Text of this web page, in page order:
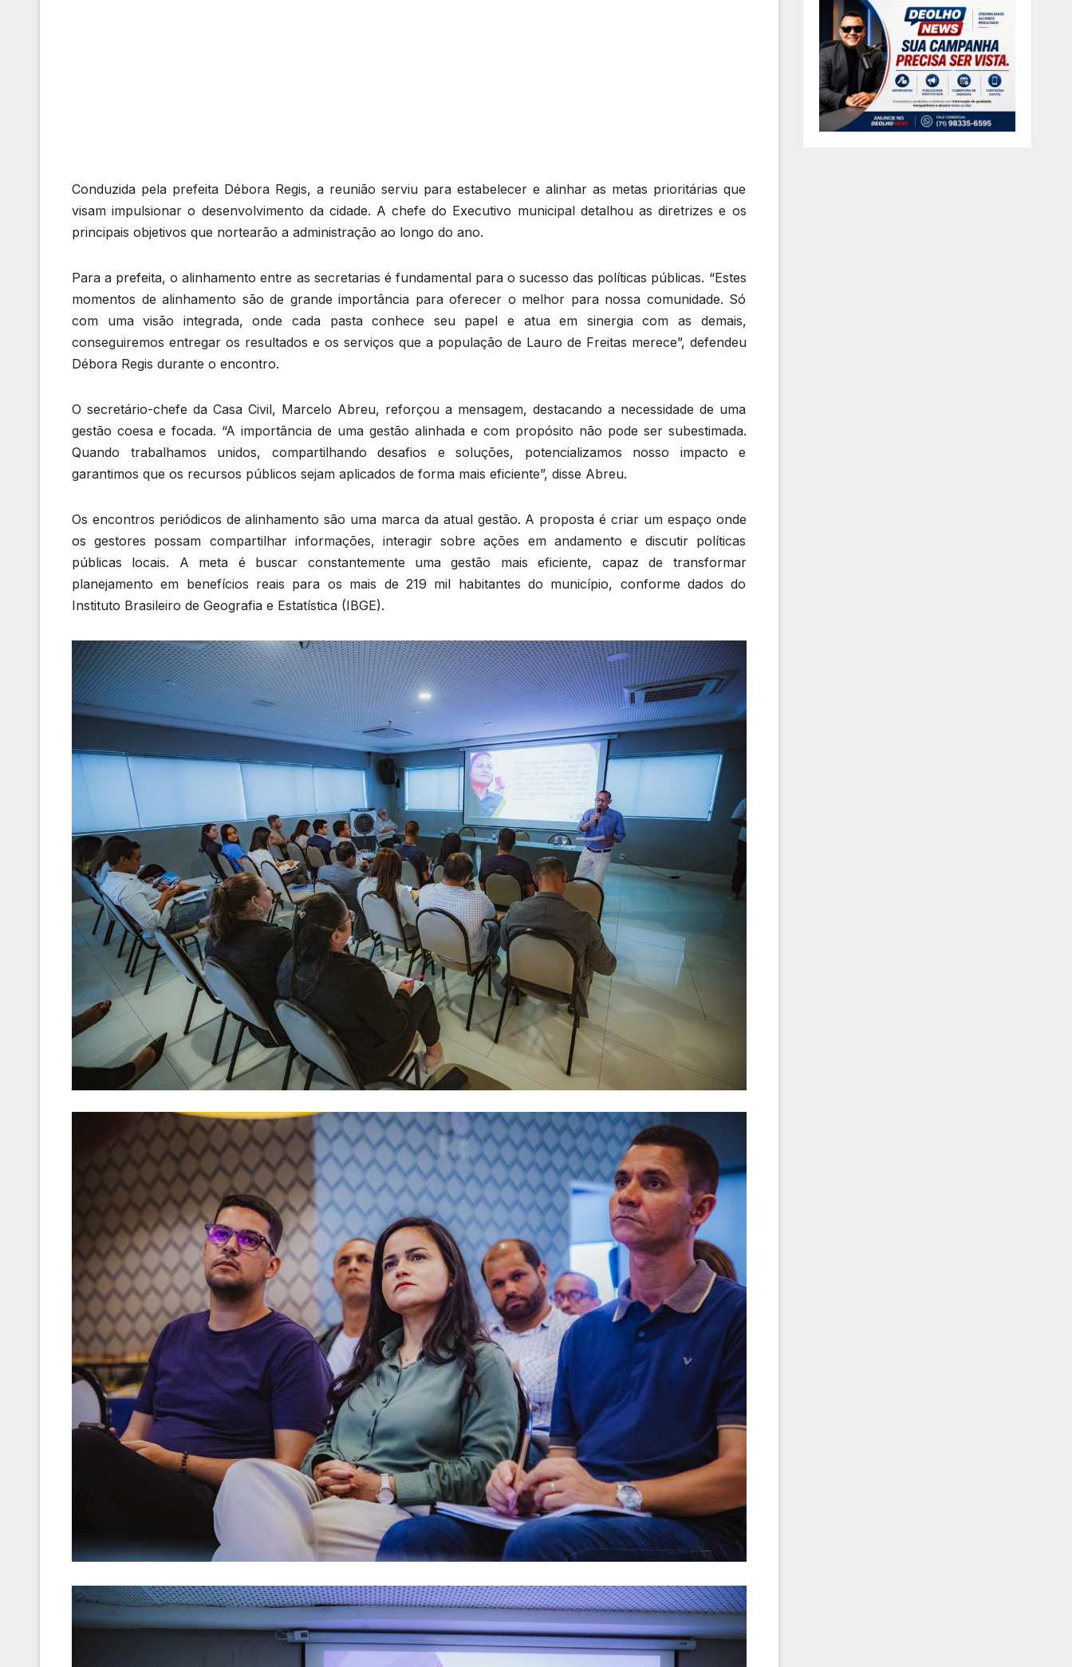
Conduzida pela prefeita Débora Regis, a reunião serviu para estabelecer e alinhar as metas prioritárias que
visam impulsionar o desenvolvimento da cidade. A chefe do Executivo municipal detalhou as diretrizes e os
principais objetivos que nortearão a administração ao longo do ano.
Para a prefeita, o alinhamento entre as secretarias é fundamental para o sucesso das políticas públicas. “Estes
momentos de alinhamento são de grande importância para oferecer o melhor para nossa comunidade. Só
com uma visão integrada, onde cada pasta conhece seu papel e atua em sinergia com as demais,
conseguiremos entregar os resultados e os serviços que a população de Lauro de Freitas merece”, defendeu
Débora Regis durante o encontro.
O secretário-chefe da Casa Civil, Marcelo Abreu, reforçou a mensagem, destacando a necessidade de uma
gestão coesa e focada. “A importância de uma gestão alinhada e com propósito não pode ser subestimada.
Quando trabalhamos unidos, compartilhando desafios e soluções, potencializamos nosso impacto e
garantimos que os recursos públicos sejam aplicados de forma mais eficiente”, disse Abreu.
Os encontros periódicos de alinhamento são uma marca da atual gestão. A proposta é criar um espaço onde
os gestores possam compartilhar informações, interagir sobre ações em andamento e discutir políticas
públicas locais. A meta é buscar constantemente uma gestão mais eficiente, capaz de transformar
planejamento em benefícios reais para os mais de 219 mil habitantes do município, conforme dados do
Instituto Brasileiro de Geografia e Estatística (IBGE).